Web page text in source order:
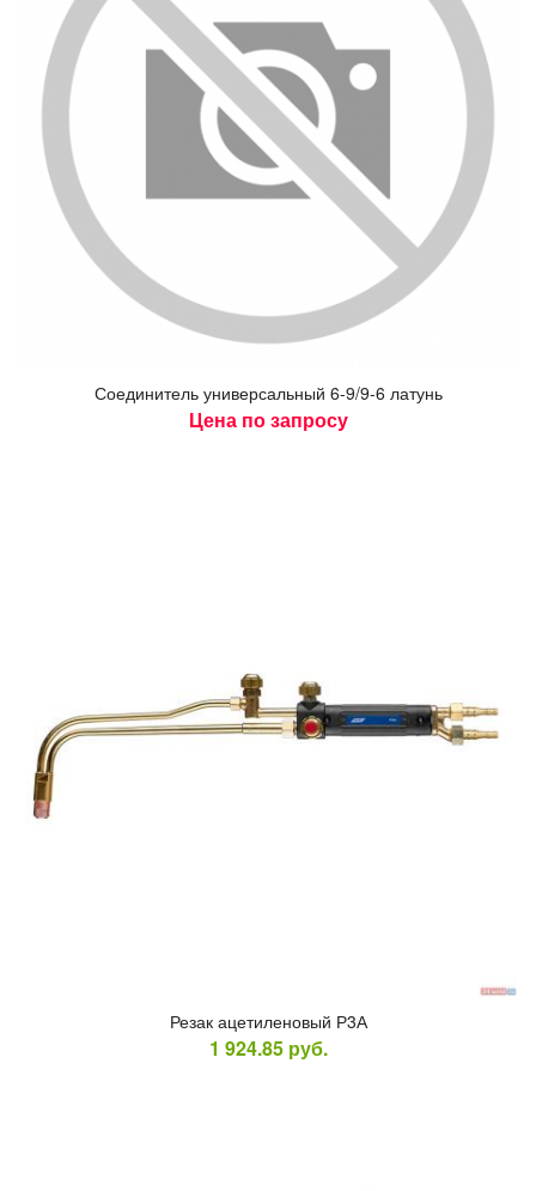
Со­еди­нитель уни­вер­саль­ный 6-9/9-6 ла­тунь
Цена по запросу
Ре­зак аце­тиле­новый Р3А
1 924.85 руб.